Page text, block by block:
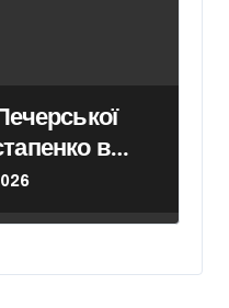
в
про